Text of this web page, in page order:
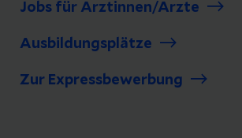
Jobs für Ärztinnen/Ärzte
Ausbildungsplätze
Zur Expressbewerbung